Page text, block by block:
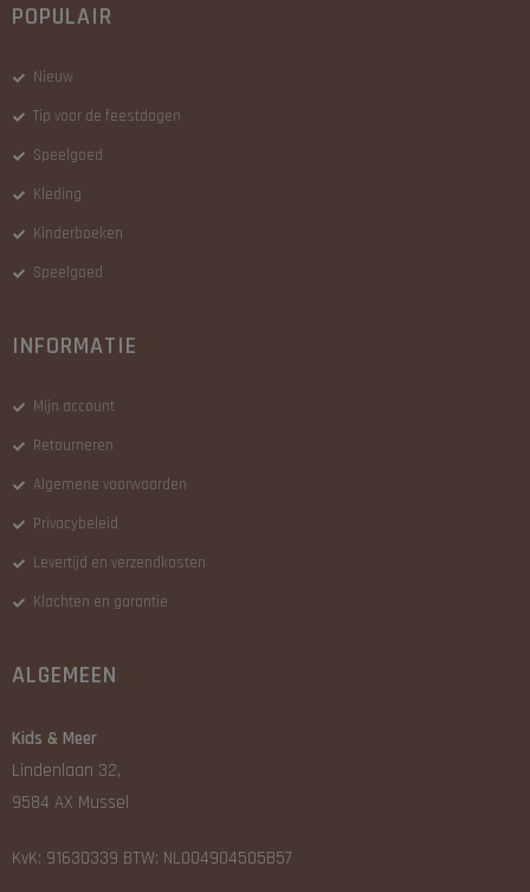
POPULAIR
Nieuw
Tip voor de feestdagen
Speelgoed
Kleding
Kinderboeken
Speelgoed
INFORMATIE
Mijn account
Retourneren
Algemene voorwaarden
Privacybeleid
Levertijd en verzendkosten
Klachten en garantie
ALGEMEEN
Kids & Meer
Lindenlaan 32,
9584 AX Mussel
KvK: 91630339 BTW: NL004904505B57